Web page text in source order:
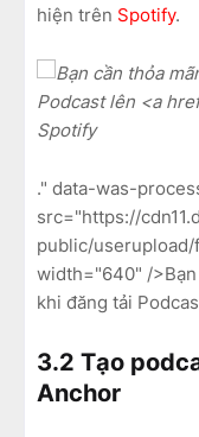
hiện trên Spotify.
Spotify
." data-was-
src="https://
public/
width="640" /
khi đăng tải
3.2 Tạo
Anchor